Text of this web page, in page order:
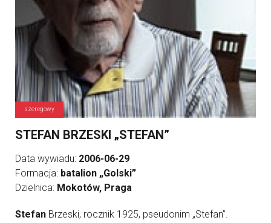
szeregowy
STEFAN BRZESKI „STEFAN”
Data wywiadu: 2006-06-29
Formacja: batalion „Golski”
Dzielnica: Mokotów, Praga
Stefan Brzeski, rocznik 1925, pseudonim „Stefan”.